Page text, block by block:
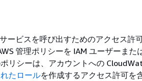
ービスを呼び出すためのアクセス許
管理ポリシーを IAM ユーザーまた
リシーは、アカウントへの
たロールを作成するアクセス許可を